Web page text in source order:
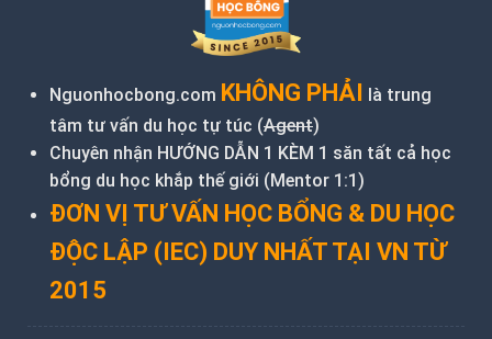
Nguonhocbong.com KHÔNG PHẢI là trung
tâm tư vấn du học tự túc (Agent)
Chuyên nhận HƯỚNG DẪN 1 KÈM 1 săn tất cả học
bổng du học khắp thế giới (Mentor 1:1)
ĐƠN VỊ TƯ VẤN HỌC BỔNG & DU HỌC
ĐỘC LẬP (IEC) DUY NHẤT TẠI VN TỪ
2015